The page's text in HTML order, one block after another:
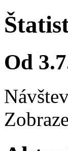
Od